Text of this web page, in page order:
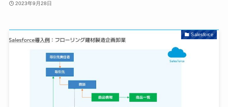
2023年9月28日
Salesforce